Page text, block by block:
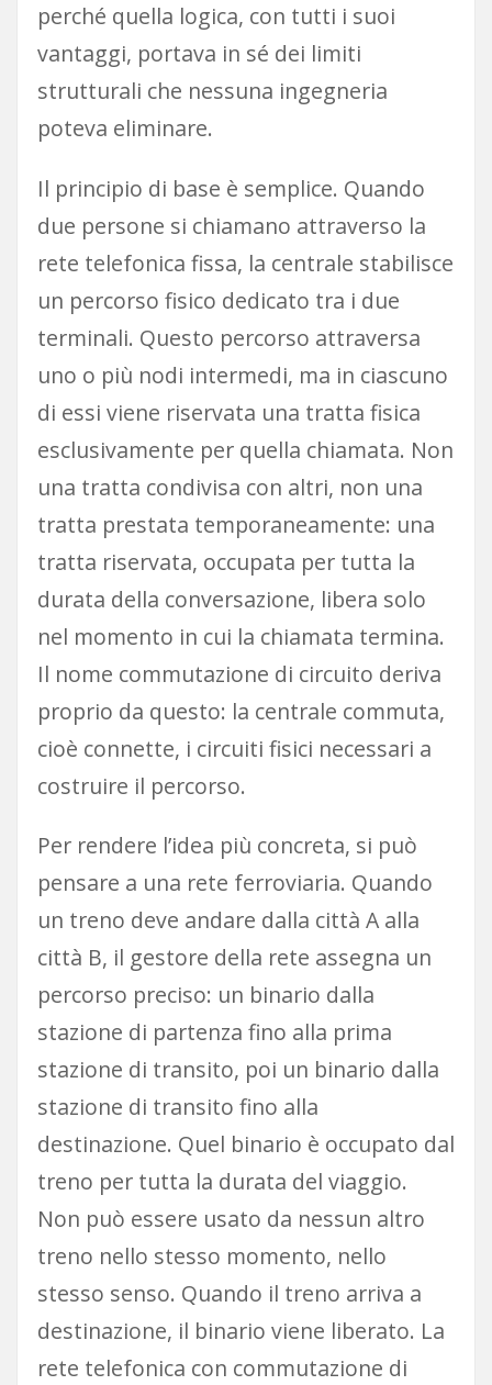
perché quella logica, con tutti i suoi
vantaggi, portava in sé dei limiti
strutturali che nessuna ingegneria
poteva eliminare.
Il principio di base è semplice. Quando
due persone si chiamano attraverso la
rete telefonica fissa, la centrale stabilisce
un percorso fisico dedicato tra i due
terminali. Questo percorso attraversa
uno o più nodi intermedi, ma in ciascuno
di essi viene riservata una tratta fisica
esclusivamente per quella chiamata. Non
una tratta condivisa con altri, non una
tratta prestata temporaneamente: una
tratta riservata, occupata per tutta la
durata della conversazione, libera solo
nel momento in cui la chiamata termina.
Il nome commutazione di circuito deriva
proprio da questo: la centrale commuta,
cioè connette, i circuiti fisici necessari a
costruire il percorso.
Per rendere l’idea più concreta, si può
pensare a una rete ferroviaria. Quando
un treno deve andare dalla città A alla
città B, il gestore della rete assegna un
percorso preciso: un binario dalla
stazione di partenza fino alla prima
stazione di transito, poi un binario dalla
stazione di transito fino alla
destinazione. Quel binario è occupato dal
treno per tutta la durata del viaggio.
Non può essere usato da nessun altro
treno nello stesso momento, nello
stesso senso. Quando il treno arriva a
destinazione, il binario viene liberato. La
rete telefonica con commutazione di